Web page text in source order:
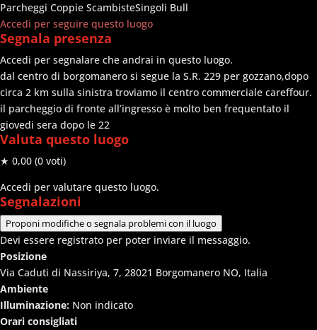
Parcheggi Coppie ScambisteSingoli Bull
Accedi per seguire questo luogo
Segnala presenza
Accedi per segnalare che andrai in questo luogo.
dal centro di borgomanero si segue la S.R. 229 per gozzano,dopo
circa 2 km sulla sinistra troviamo il centro commerciale careffour.
il parcheggio di fronte all’ingresso è molto ben frequentato il
giovedi sera dopo le 22
Valuta questo luogo
★ 0,00 (0 voti)
Accedi per valutare questo luogo.
Segnalazioni
Proponi modifiche o segnala problemi con il luogo
Devi essere registrato per poter inviare il messaggio.
Posizione
Via Caduti di Nassiriya, 7, 28021 Borgomanero NO, Italia
Ambiente
Illuminazione: Non indicato
Orari consigliati